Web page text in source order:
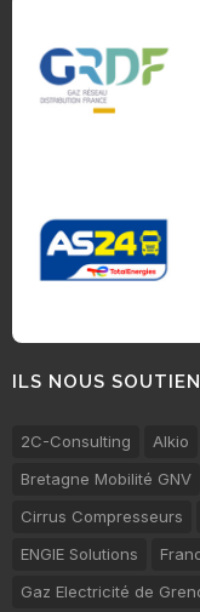
ILS NOUS
2C-Consulting Alkio
Bretagne Mobilité GNV
Cirrus Compresseurs
ENGIE Solutions
Gaz Electricité de